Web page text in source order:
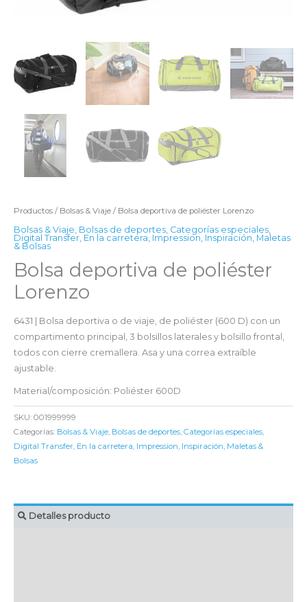
Productos / Bolsas & Viaje / Bolsa deportiva de poliéster Lorenzo
Bolsas & Viaje, Bolsas de deportes, Categorías especiales,
Digital Transfer, En la carretera, Impression, Inspiración, Maletas
& Bolsas
Bolsa deportiva de poliéster
Lorenzo
6431 | Bolsa deportiva o de viaje, de poliéster (600 D) con un
compartimento principal, 3 bolsillos laterales y bolsillo frontal,
todos con cierre cremallera. Asa y una correa extraíble
ajustable.
Material/composición: Poliéster 600D
SKU: 001999999
Categorías: Bolsas & Viaje Bolsas de deportes Categorías especiales
Digital Transfer En la carretera Impression Inspiración Maletas &
Bolsas
Detalles producto